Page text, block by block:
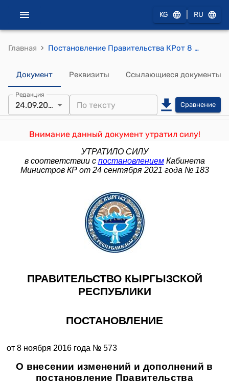
KG RU
Главная › Постановление Правительства КРот 8 ноября 2016 года № 573 "О внесении изменений и дополнений в постановление Правительства Кыргызской Республики "Об утверждении Положения о порядке предоставления государственного имущества в аренду" от 17 июня 2015 года № 374"
Документ Реквизиты Ссылающиеся документы
Редакция
24.09.2021 Сравнение
Внимание данный документ утратил силу!